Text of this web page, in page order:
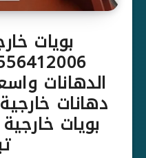
بويات
الدهانات
دهانات
بويات